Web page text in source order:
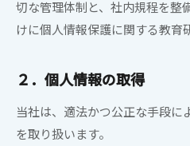
切な管理体制と、社内規程を整
けに個人情報保護に関する教育
２．個人情報の取得
当社は、 適法かつ公正な手段に
を取り扱います。